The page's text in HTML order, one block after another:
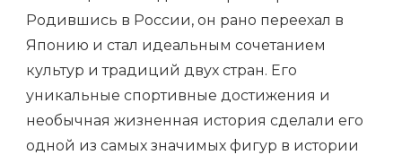
Родившись в России, он рано переехал в
Японию и стал идеальным сочетанием
культур и традиций двух стран. Его
уникальные спортивные достижения и
необычная жизненная история сделали его
одной из самых значимых фигур в истории